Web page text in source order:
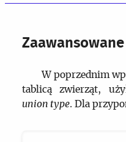
W poprzednim
tablicą zwierząt,
union type. Dla